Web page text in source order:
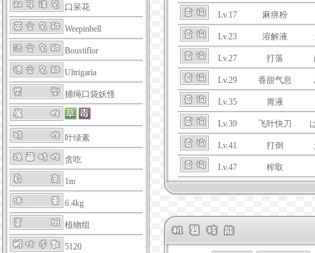
口呆花
Weepinbell
Boustiflor
Ultrigaria
捕绳口袋妖怪
叶绿素
贪吃
1m
6.4kg
植物组
5120
Lv.17 麻痹粉
Lv.23 溶解液
Lv.27 打落
Lv.29 香甜气息
Lv.35 胃液
Lv.39 飞叶快刀
Lv.41 打倒
Lv.47 榨取